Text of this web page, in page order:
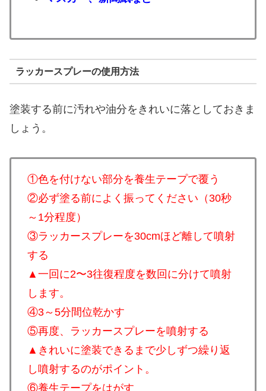
ラッカースプレーの使用方法
塗装する前に汚れや油分をきれいに落としておきま
しょう。
①色を付けない部分を養生テープで覆う
②必ず塗る前によく振ってください（30秒
～1分程度）
③ラッカースプレーを30cmほど離して噴射
する
▲一回に2〜3往復程度を数回に分けて噴射
します。
④3～5分間位乾かす
⑤再度、ラッカースプレーを噴射する
▲きれいに塗装できるまで少しずつ繰り返
し噴射するのがポイント。
⑥養生テープをはがす